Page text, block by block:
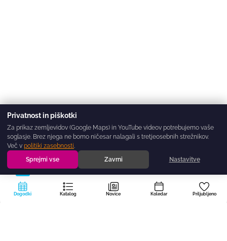
Dogodki Katalog Novice Koledar Priljubljeno
Privatnost in piškotki
Za prikaz zemljevidov (Google Maps) in YouTube videov potrebujemo vaše
soglasje. Brez njega ne bomo ničesar nalagali s tretjeosebnih strežnikov.
Več v politiki zasebnosti.
Sprejmi vse
Zavrni Nastavitve